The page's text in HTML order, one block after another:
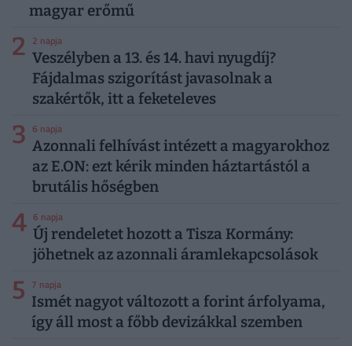
magyar erőmű
2 2 napja
Veszélyben a 13. és 14. havi nyugdíj?
Fájdalmas szigorítást javasolnak a
szakértők, itt a feketeleves
3 6 napja
Azonnali felhívást intézett a magyarokhoz
az E.ON: ezt kérik minden háztartástól a
brutális hőségben
4 6 napja
Új rendeletet hozott a Tisza Kormány:
jöhetnek az azonnali áramlekapcsolások
5 7 napja
Ismét nagyot változott a forint árfolyama,
így áll most a főbb devizákkal szemben